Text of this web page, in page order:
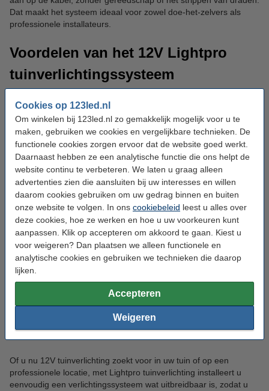
Cookies op 123led.nl
Om winkelen bij 123led.nl zo gemakkelijk mogelijk voor u te
maken, gebruiken we cookies en vergelijkbare technieken. De
functionele cookies zorgen ervoor dat de website goed werkt.
Daarnaast hebben ze een analytische functie die ons helpt de
website continu te verbeteren. We laten u graag alleen
advertenties zien die aansluiten bij uw interesses en willen
daarom cookies gebruiken om uw gedrag binnen en buiten
onze website te volgen. In ons cookiebeleid leest u alles over
deze cookies, hoe ze werken en hoe u uw voorkeuren kunt
aanpassen. Klik op accepteren om akkoord te gaan. Kiest u
voor weigeren? Dan plaatsen we alleen functionele en
analytische cookies en gebruiken we technieken die daarop
lijken.
Accepteren
Weigeren
Dat maakt het systeem ideaal voor zowel doe-het-zelvers als
professionele installateurs.
Voordelen van het 12V Lightpro
tuinverlichtingssysteem
Er zijn meerdere voordelen met betrekking tot het gebruiken van
12 volt Lightpro tuinverlichting. Enkele van deze voordelen zijn:
Plug-and-play installatie zonder gereedschap of technische
kennis;
Veilig laagspanningssysteem (12V);
Geschikt voor particulier én professioneel gebruik;
Uitgebreid assortiment: spots, sfeerverlichting, wandlampen,
slimme lampen en meer;
Hoogwaardige materialen zoals aluminium en RVS;
langdurig buitengebruik;
Eenvoudig uitbreidbaar met kabels, accessoires, extra
Of u nu 12V tuinverlichting zoekt voor in uw tuin of op een
professionele locatie, met Lightpro tuinverlichting installeert u
eenvoudig een verlichtingssysteem wat uitbreidbaar is, zodat u